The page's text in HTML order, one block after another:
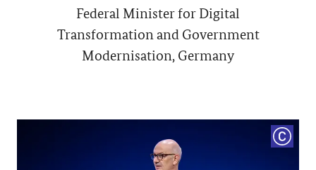
Federal Minister for Digital
Transformation and Government
Modernisation, Germany